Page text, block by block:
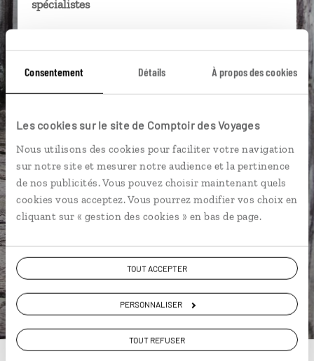
Consentement Détails À propos des cookies
Les cookies sur le site de Comptoir des Voyages
Nous utilisons des cookies pour faciliter votre navigation
sur notre site et mesurer notre audience et la pertinence
de nos publicités. Vous pouvez choisir maintenant quels
cookies vous acceptez. Vous pourrez modifier vos choix en
cliquant sur « gestion des cookies » en bas de page.
TOUT ACCEPTER
PERSONNALISER
TOUT REFUSER
spécialistes
près de vos envies et de la réalité du pays.
Échangez en face à face ou depuis nos studios
connectés en agence, mais aussi par email ou
Vous gardez le même interlocuteur avant,
pendant et après votre voyage.
ou
Construisez votre voyage avec un spécialiste
Cambodge
01 86 95 65 29